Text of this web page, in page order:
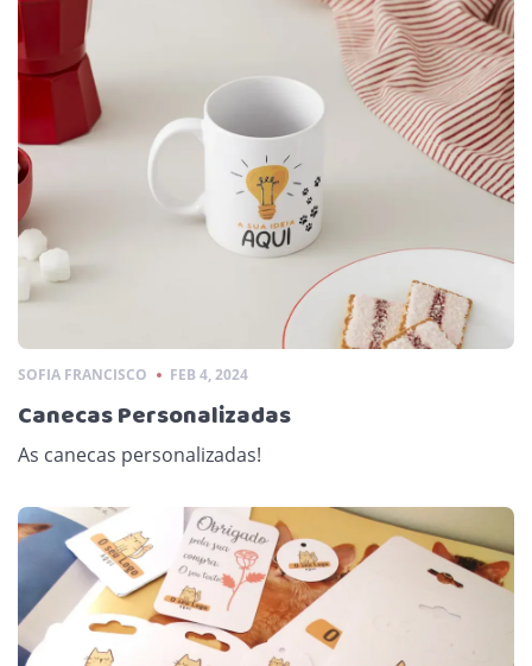
SOFIA FRANCISCO FEB 4, 2024
Canecas Personalizadas
As canecas personalizadas!